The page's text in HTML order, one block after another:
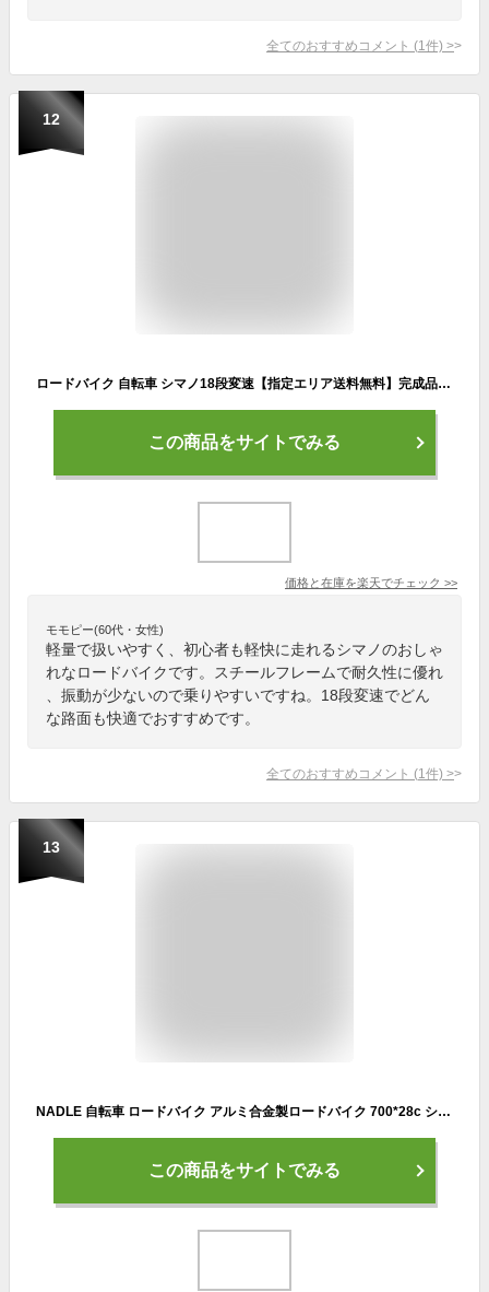
全てのおすすめコメント (1 件) >
12
ロードバイク 自転車 シマノ18段変速【指定エリア送料無料】完成品 700C 700×25C フレームサイズ500mm ロードレーサー スポーツバイク おしゃれ 街乗り 初心者 アルテージ ALTAGE ARD-001
この商品をサイトでみる
価格と在庫を楽天でチェック >>
モモピー(60代・女性)
軽量で扱いやすく、初心者も軽快に走れるシマノのおしゃ
れなロードバイクです。スチールフレームで耐久性に優れ
、振動が少ないので乗りやすいですね。18段変速でどん
な路面も快適でおすすめです。
全てのおすすめコメント (1 件) >
13
NADLE 自転車 ロードバイク アルミ合金製ロードバイク 700*28c シマノ21段変速 ドロップハンドル フラットハンドル 前後ディスクブレーキ 通勤 通学 2年間本体フレーム保証 送料無料
この商品をサイトでみる